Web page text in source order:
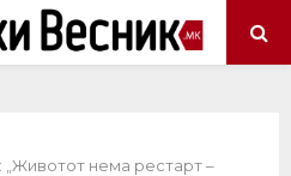
нема рестарт –